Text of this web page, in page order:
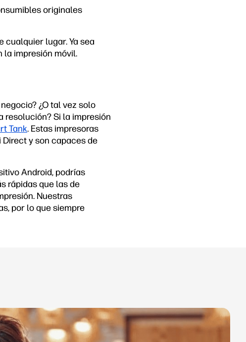
originales
cualquier lugar. Ya sea
la impresión móvil.
¿O tal vez solo
resolución? Si la impresión
Tank. Estas impresoras
y son capaces de
Android, podrías
rápidas que las de
Nuestras
por lo que siempre